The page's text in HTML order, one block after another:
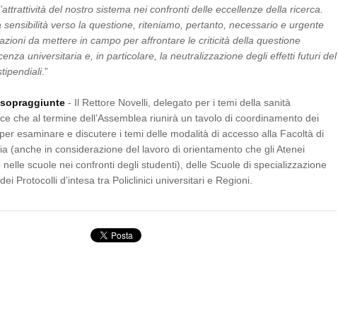
del nostro sistema nei confronti delle eccellenze della ricerca.
sensibilità verso la questione, riteniamo, pertanto, necessario e urgente
da mettere in campo per affrontare le criticità della questione
universitaria e, in particolare, la neutralizzazione degli effetti futuri del
.”
- Il Rettore Novelli, delegato per i temi della sanità
che al termine dell’Assemblea riunirà un tavolo di coordinamento dei
esaminare e discutere i temi delle modalità di accesso alla Facoltà di
(anche in considerazione del lavoro di orientamento che gli Atenei
scuole nei confronti degli studenti), delle Scuole di specializzazione
Protocolli d’intesa tra Policlinici universitari e Regioni.